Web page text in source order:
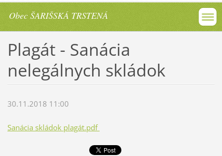
Obec ŠARIŠSKÁ TRSTENÁ
Plagát - Sanácia
nelegálnych skládok
30.11.2018 11:00
Sanácia skládok plagát.pdf